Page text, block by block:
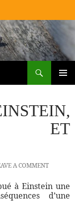
ET
A COMMENT
à Einstein une
d’une